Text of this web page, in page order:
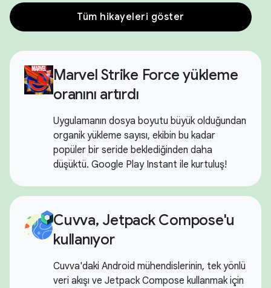
Tüm hikayeleri göster
Marvel Strike Force yükleme
oranını artırdı
Uygulamanın dosya boyutu büyük olduğundan
organik yükleme sayısı, ekibin bu kadar
popüler bir seride beklediğinden daha
düşüktü. Google Play Instant ile kurtuluş!
Cuvva, Jetpack Compose'u
kullanıyor
Cuvva'daki Android mühendislerinin, tek yönlü
veri akışı ve Jetpack Compose kullanmak için